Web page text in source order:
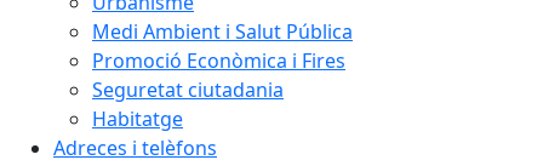
Medi Ambient i Salut Pública
Promoció Econòmica i Fires
Seguretat ciutadania
Habitatge
Adreces i telèfons